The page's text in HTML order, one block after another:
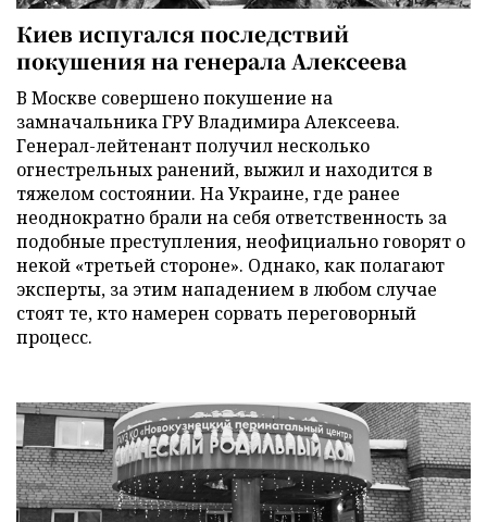
Киев испугался последствий
покушения на генерала Алексеева
В Москве совершено покушение на
замначальника ГРУ Владимира Алексеева.
Генерал-лейтенант получил несколько
огнестрельных ранений, выжил и находится в
тяжелом состоянии. На Украине, где ранее
неоднократно брали на себя ответственность за
подобные преступления, неофициально говорят о
некой «третьей стороне». Однако, как полагают
эксперты, за этим нападением в любом случае
стоят те, кто намерен сорвать переговорный
процесс.